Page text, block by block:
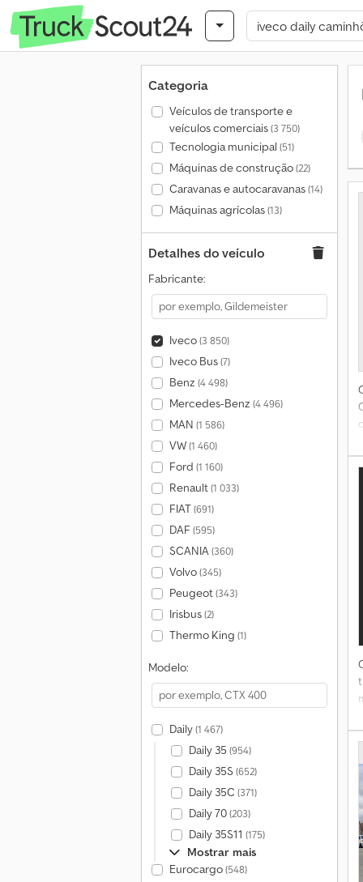
Categoria
Veículos de transporte e
veículos comerciais(3 750)
Tecnologia municipal (51)
Máquinas de construção(22)
Caravanas e autocaravanas(14)
Máquinas agrícolas(13)
Detalhes do veículo
Fabricante:
Iveco(3 850)
Iveco Bus(7)
Benz (4 498)
Mercedes-Benz (4 496)
MAN (1 586)
VW(1 460)
Ford (1 160)
Renault(1 033)
FIAT(691)
DAF (595)
SCANIA(360)
Volvo(345)
Peugeot(343)
Irisbus(2)
Thermo King (1)
Modelo:
Daily(1 467)
Daily 35 (954)
Daily 35S (652)
Daily 35C (371)
Daily 70(203)
Daily 35S11 (175)
Mostrar mais
Eurocargo(548)